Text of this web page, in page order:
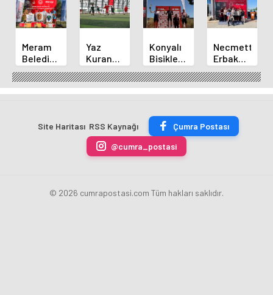
Meram
Belediyespor
Okçuları
Türkiye
Şampiyonası'ndan
Yaz
Kuran
Kursu
Öğrencileri
Futbol
Konyalı
Bisikletçi
Ahmet
Can
Akpınar
Madalyayı
Aldı
Necmettin
Erbakan
Üniversitesi
Geleneksel
Okçulukta
Site Haritası RSS Kaynağı
Çumra Postası
@cumra_postasi
© 2026 cumrapostasi.com Tüm hakları saklıdır.